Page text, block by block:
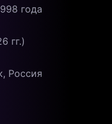
года
гг.)
Россия